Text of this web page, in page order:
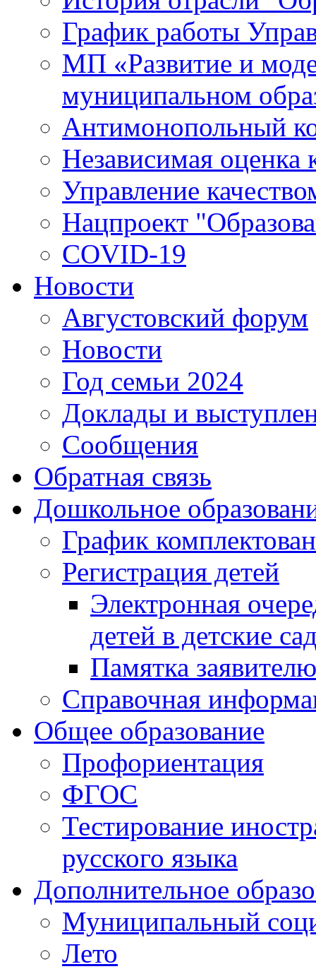
График работы
МП «Развитие и
муниципальном
Антимонопольный
Независимая оценка
Управление
Нацпроект
COVID-19
Новости
Августовский форум
Новости
Год семьи 2024
Доклады и
Сообщения
Обратная связь
Дошкольное
График
Регистрация детей
Электронная
детей в детские
Памятка заявителю
Справочная
Общее образование
Профориентация
ФГОС
Тестирование
русского языка
Дополнительное
Муниципальный
Лето